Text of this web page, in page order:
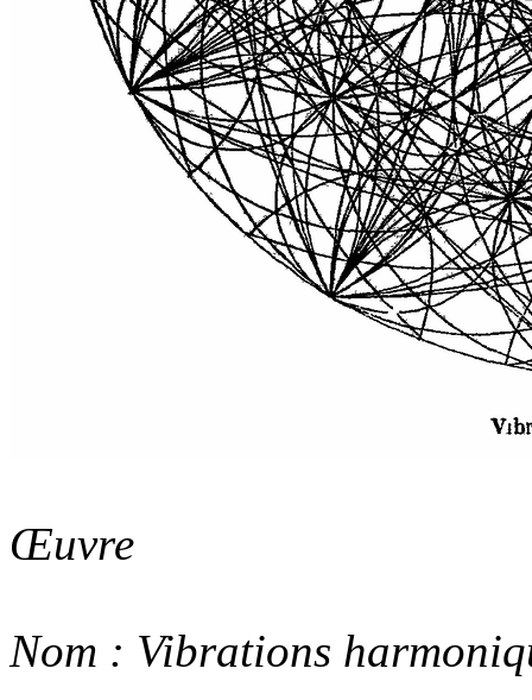
Œuvre
Nom : Vibrations